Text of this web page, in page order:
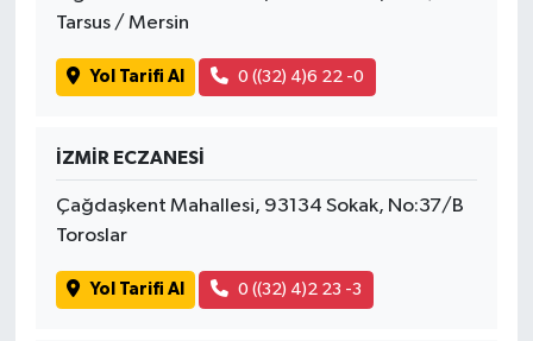
Tarsus / Mersin
Yol Tarifi Al 0 ((32) 4)6 22 -0
İZMİR ECZANESİ
Çağdaşkent Mahallesi, 93134 Sokak, No:37/B
Toroslar
Yol Tarifi Al 0 ((32) 4)2 23 -3